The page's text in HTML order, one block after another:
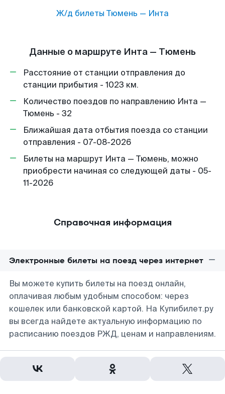
Ж/д билеты Тюмень — Инта
Данные о маршруте Инта — Тюмень
Расстояние от станции отправления до
станции прибытия - 1023 км.
Количество поездов по направлению Инта —
Тюмень - 32
Ближайшая дата отбытия поезда со станции
отправления - 07-08-2026
Билеты на маршрут Инта — Тюмень, можно
приобрести начиная со следующей даты - 05-
11-2026
Справочная информация
Электронные билеты на поезд через интернет
Вы можете купить билеты на поезд онлайн,
оплачивая любым удобным способом: через
кошелек или банковской картой. На Купибилет.ру
вы всегда найдете актуальную информацию по
расписанию поездов РЖД, ценам и направлениям.